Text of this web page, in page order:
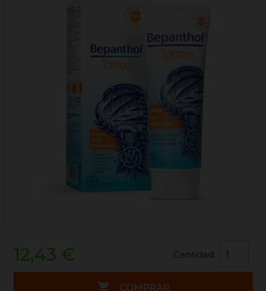
12,43 € Cantidad:
 COMPRAR